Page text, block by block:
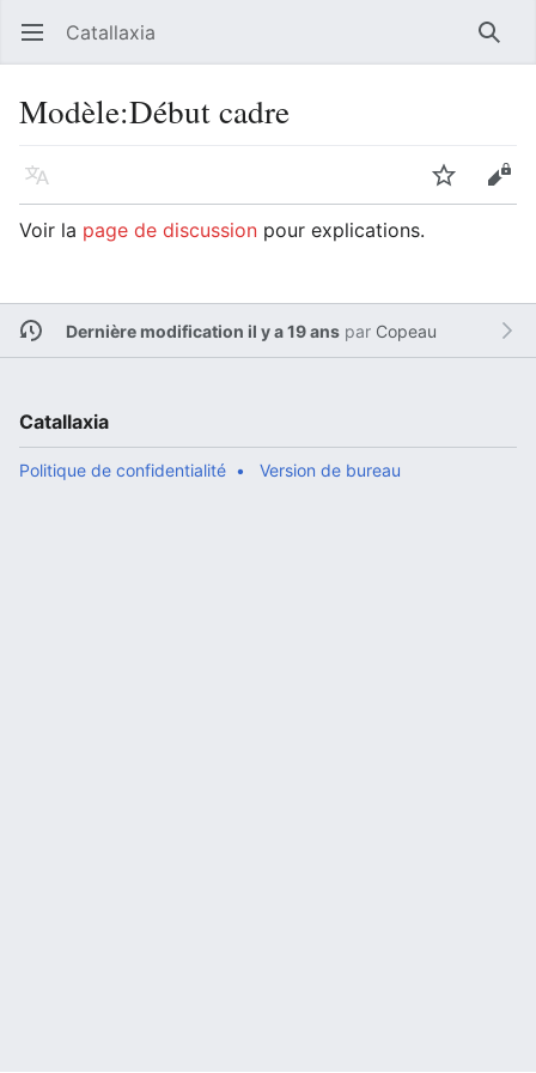
Ouvrir le menu principal Catallaxia
Modèle:Début cadre
Langue Suivre
Voir la page de discussion pour explications.
Dernière modification il y a 19 anspar Copeau
Catallaxia
Politique de confidentialité Version de bureau